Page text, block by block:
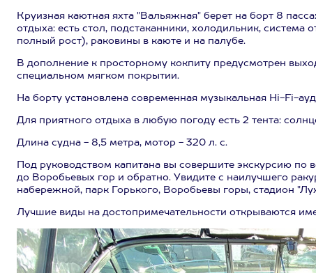
Круизная каютная яхта "Вальяжная" берет на борт 8
отдыха: есть стол, подстаканники, холодильник, система
полный рост), раковины в каюте и на палубе.
В дополнение к просторному кокпиту предусмотрен
специальном мягком покрытии.
На борту установлена современная музыкальная Hi-Fi-
Для приятного отдыха в любую погоду есть 2 тента:
Длина судна - 8,5 метра, мотор - 320 л. с.
Под руководством капитана вы совершите экскурсию
до Воробьевых гор и обратно. Увидите с наилучшего
набережной, парк Горького, Воробьевы горы, стадион
Лучшие виды на достопримечательности открываются